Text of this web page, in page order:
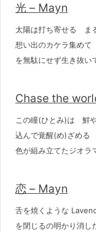
光 – Mayn
太陽は打ち寄せる ま
想い出のカケラ集め
を無駄にせず生き抜
Chase the
この瞳(ひとみ)は 鮮
込んで覚醒(め)ざめ
色が組み立てたジオラ
恋 – Mayn
舌を焼くような
を閉じるの明かり消